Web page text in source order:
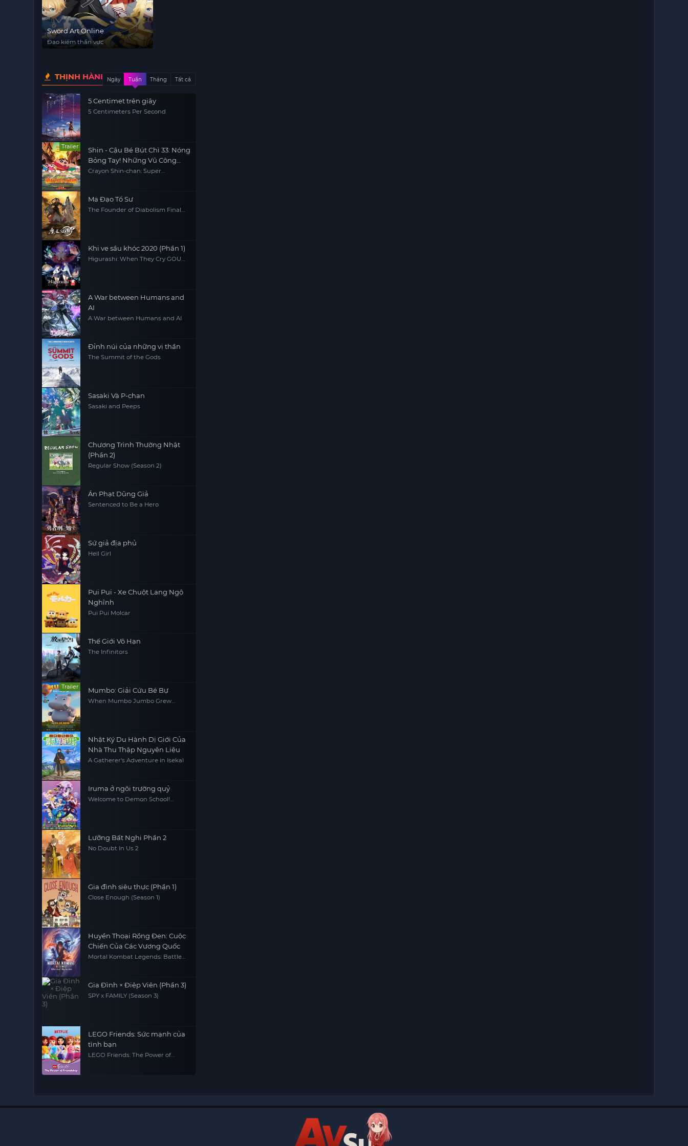
Sword Art Online
Đao kiếm thần vực
THỊNH HÀNHNgày Tuần Tháng Tất cả
5 Centimet trên giây
5 Centimeters Per Second
Trailer
Shin - Cậu Bé Bút Chì 33: Nóng
Bỏng Tay! Những Vũ Công
Siêu Cay Kasukabe
Crayon Shin-chan: Super
Ma Đạo Tổ Sư
The Founder of Diabolism Final
Khi ve sầu khóc 2020 (Phần 1)
Higurashi: When They Cry GOU
A War between Humans and
AI
A War between Humans and AI
Đỉnh núi của những vị thần
The Summit of the Gods
Sasaki Và P-chan
Sasaki and Peeps
Chương Trình Thường Nhật
(Phần 2)
Regular Show (Season 2)
Án Phạt Dũng Giả
Sentenced to Be a Hero
Sứ giả địa phủ
Hell Girl
Pui Pui - Xe Chuột Lang Ngộ
Nghĩnh
Pui Pui Molcar
Thế Giới Vô Hạn
The Infinitors
Trailer Mumbo: Giải Cứu Bé Bự
When Mumbo Jumbo Grew
Nhật Ký Du Hành Dị Giới Của
Nhà Thu Thập Nguyên Liệu
A Gatherer's Adventure in Isekai
Iruma ở ngôi trường quỷ
Welcome to Demon School!
Lưỡng Bất Nghi Phần 2
No Doubt In Us 2
Gia đình siêu thực (Phần 1)
Close Enough (Season 1)
Huyền Thoại Rồng Đen: Cuộc
Chiến Của Các Vương Quốc
Mortal Kombat Legends: Battle
Gia Đình × Điệp Viên (Phần 3)
SPY x FAMILY (Season 3)
LEGO Friends: Sức mạnh của
tình bạn
LEGO Friends: The Power of